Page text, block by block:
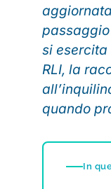
si esercita
RLI, la
quando
In